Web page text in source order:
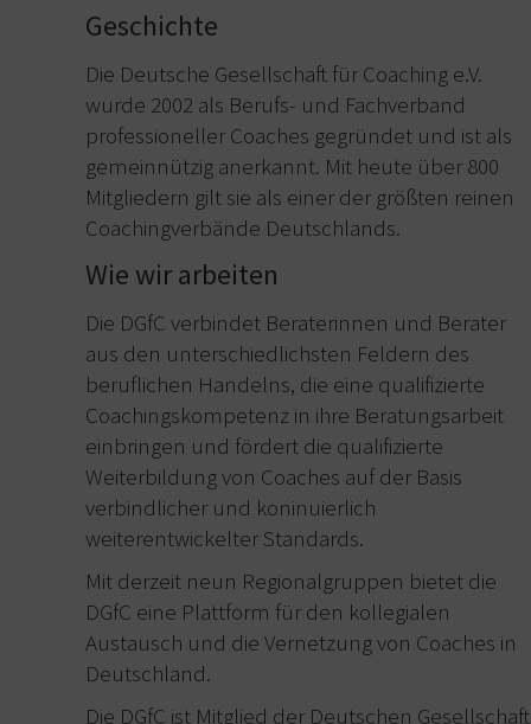
Geschichte
Die Deutsche Gesellschaft für Coaching e.V.
wurde 2002 als Berufs- und Fachverband
professioneller Coaches gegründet und ist als
gemeinnützig anerkannt. Mit heute über 800
Mitgliedern gilt sie als einer der größten reinen
Coachingverbände Deutschlands.
Wie wir arbeiten
Die DGfC verbindet Beraterinnen und Berater
aus den unterschiedlichsten Feldern des
beruflichen Handelns, die eine qualifizierte
Coachingskompetenz in ihre Beratungsarbeit
einbringen und fördert die qualifizierte
Weiterbildung von Coaches auf der Basis
verbindlicher und koninuierlich
weiterentwickelter Standards.
Mit derzeit neun Regionalgruppen bietet die
DGfC eine Plattform für den kollegialen
Austausch und die Vernetzung von Coaches in
Deutschland.
Die DGfC ist Mitglied der Deutschen Gesellschaft